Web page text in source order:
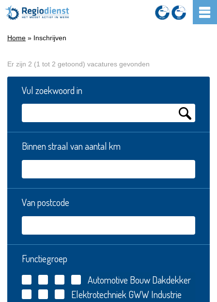
Home » Inschrijven
Er zijn 2 (1 tot 2 getoond) vacatures gevonden
Vul zoekwoord in
Binnen straal van aantal km
Van postcode
Functiegroep
Automotive BouwDakdekker
Elektrotechniek GWWIndustrie